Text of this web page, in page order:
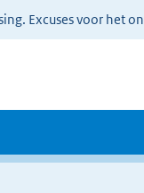
Excuses voor het